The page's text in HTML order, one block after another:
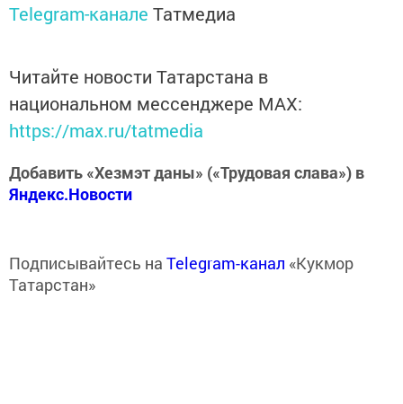
Telegram-канале Татмедиа
Читайте новости Татарстана в
национальном мессенджере MАХ:
https://max.ru/tatmedia
Добавить «Хезмэт даны» («Трудовая слава») в
Яндекс.Новости
Подписывайтесь на Telegram-канал «Кукмор
Татарстан»